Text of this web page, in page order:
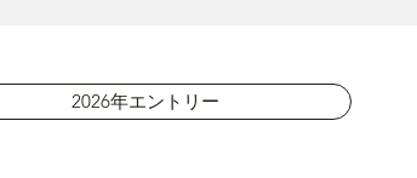
2026年エントリー